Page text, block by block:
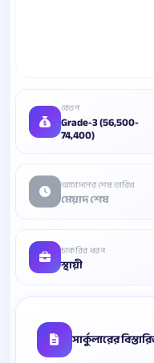
বেতন
Grade-3 (56,500-
74,400)
আবেদনের শেষ তারিখ
মেয়াদ শেষ
চাকরির ধরন
স্থায়ী
সার্কুলারের